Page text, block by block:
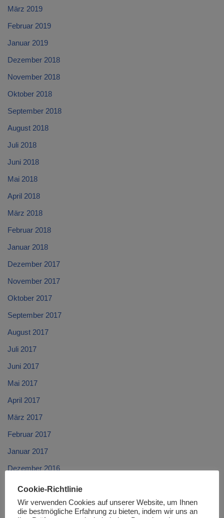
März 2019
Februar 2019
Januar 2019
Dezember 2018
November 2018
Oktober 2018
September 2018
August 2018
Juli 2018
Juni 2018
Mai 2018
April 2018
März 2018
Februar 2018
Januar 2018
Dezember 2017
November 2017
Oktober 2017
September 2017
August 2017
Juli 2017
Juni 2017
Mai 2017
April 2017
März 2017
Februar 2017
Januar 2017
Dezember 2016
November 2016
Oktober 2016
Cookie-Richtlinie
Wir verwenden Cookies auf unserer Website, um Ihnen
die bestmögliche Erfahrung zu bieten, indem wir uns an